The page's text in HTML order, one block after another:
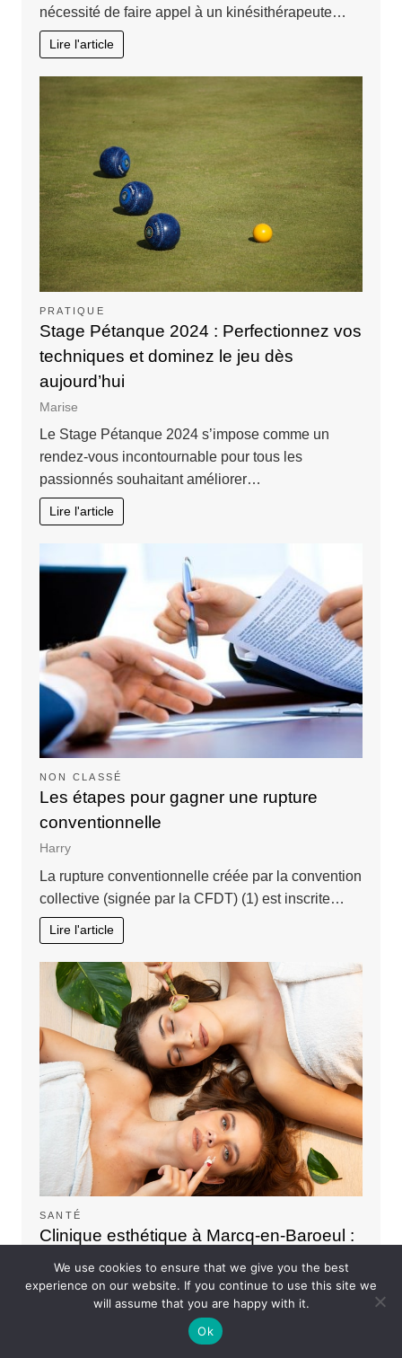
nécessité de faire appel à un kinésithérapeute…
Lire l'article
PRATIQUE
Stage Pétanque 2024 : Perfectionnez vos
techniques et dominez le jeu dès
aujourd’hui
Marise
Le Stage Pétanque 2024 s’impose comme un
rendez-vous incontournable pour tous les
passionnés souhaitant améliorer…
Lire l'article
NON CLASSÉ
Les étapes pour gagner une rupture
conventionnelle
Harry
La rupture conventionnelle créée par la convention
collective (signée par la CFDT) (1) est inscrite…
Lire l'article
SANTÉ
Clinique esthétique à Marcq-en-Baroeul :
Révélez et magnifiez votre beauté
naturelle
À Marcq-en-Baroeul, la quête de beauté et de
We use cookies to ensure that we give you the best
experience on our website. If you continue to use this site we
will assume that you are happy with it.
Ok